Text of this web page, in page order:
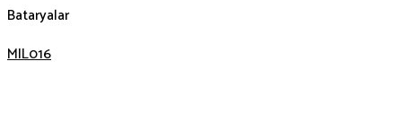
Bataryalar
MIL016